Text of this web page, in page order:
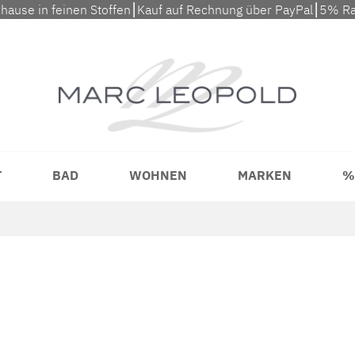
in feinen Stoffen⎮Kauf auf Rechnung über PayPal⎮5%
BAD WOHNEN MARKEN